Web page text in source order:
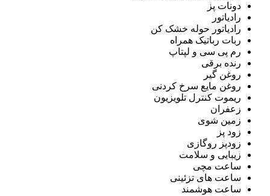
دونات پز
رادیاتور
رادیاتور حوله خشک کن
ربات رباتیک همراه
رم پی سی و لپتاپ
رنده برقی
روغن گیر
روغن مایع سرخ کردنی
ریموت کنترل تلویزیون
زعفران
زمین شوی
زود پز
زودپز روگازی
زیبایی و سلامت
ساعت مچی
ساعت های تزئینی
ساعت هوشمند